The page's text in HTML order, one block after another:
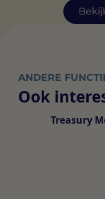
ANDERE
Ook
Treasury